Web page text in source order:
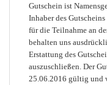
Gutschein ist
Inhaber des
für die Teilnahme an
behalten uns
Erstattung des
auszuschließen. Der
25.06.2016 gültig und